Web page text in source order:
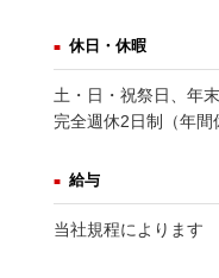
休日・休暇
土・日・祝祭日、年
完全週休2日制（年間
給与
当社規程によります